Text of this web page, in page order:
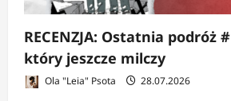
RECENZJA: Ostatnia podróż
który jeszcze milczy
Ola "Leia" Psota 28.07.2026